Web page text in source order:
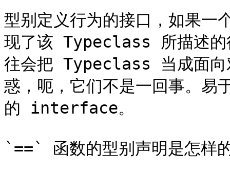
型别定义行为的接口，如果
现了该 Typeclass 所描述的
往会把 Typeclass 当成面
惑，呃，它们不是一回事。
的 interface。
`==` 函数的型别声明是怎样